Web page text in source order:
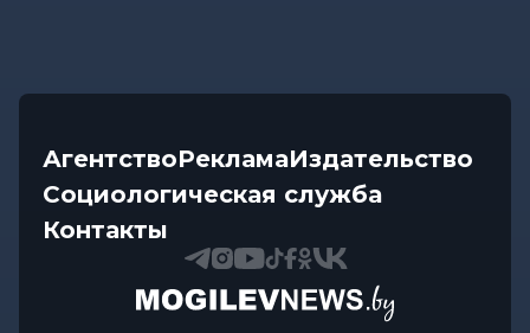
АгентствоРекламаИздательство
Социологическая служба
Контакты